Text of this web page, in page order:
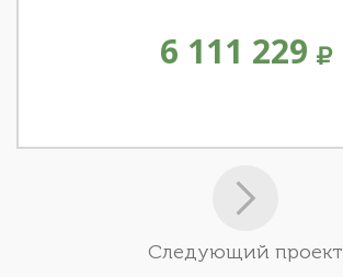
6 111 229
Следующий проект